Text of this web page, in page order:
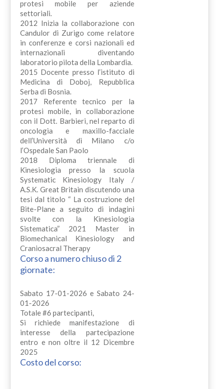
protesi mobile per aziende
settoriali.
2012 Inizia la collaborazione con
Candulor di Zurigo come relatore
in conferenze e corsi nazionali ed
internazionali diventando
laboratorio pilota della Lombardia.
2015 Docente presso l’istituto di
Medicina di Doboj, Repubblica
Serba di Bosnia.
2017 Referente tecnico per la
protesi mobile, in collaborazione
con il Dott. Barbieri, nel reparto di
oncologia e maxillo-facciale
dell’Università di Milano c/o
l’Ospedale San Paolo
2018 Diploma triennale di
Kinesiologia presso la scuola
Systematic Kinesiology Italy /
A.S.K. Great Britain discutendo una
tesi dal titolo “ La costruzione del
Bite-Plane a seguito di indagini
svolte con la Kinesiologia
Sistematica” 2021 Master in
Biomechanical Kinesiology and
Craniosacral Therapy
Corso a numero chiuso di 2
giornate:
Sabato 17-01-2026 e Sabato 24-
01-2026
Totale #6 partecipanti,
Si richiede manifestazione di
interesse della partecipazione
entro e non oltre il 12 Dicembre
2025
Costo del corso: